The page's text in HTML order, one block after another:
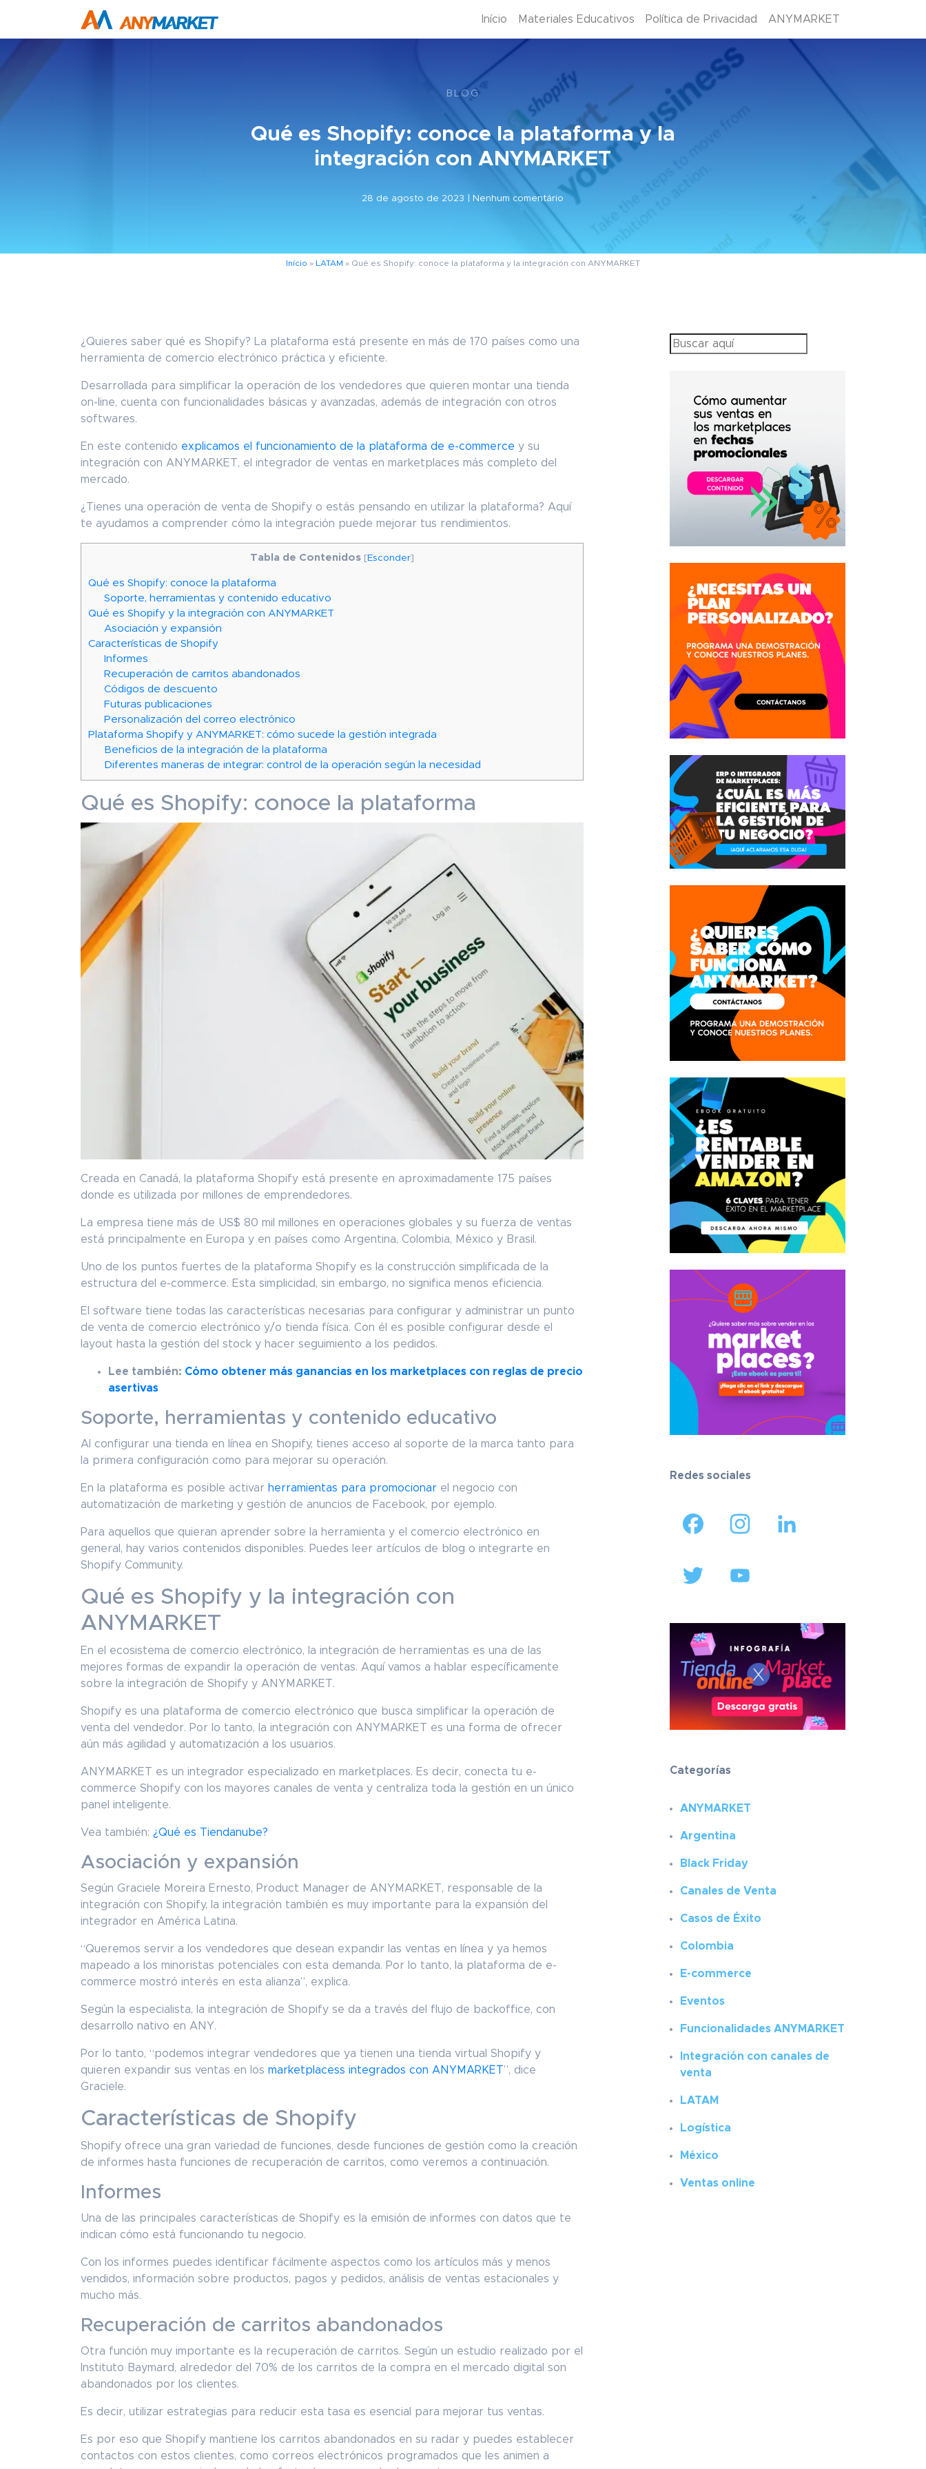
Início Materiales Educativos Política de Privacidad ANYMARKET
BLOG
Qué es Shopify: conoce la plataforma y la
integración con ANYMARKET
28 de agosto de 2023 | Nenhum comentário
Início » LATAM » Qué es Shopify: conoce la plataforma y la integración con ANYMARKET
¿Quieres saber qué es Shopify? La plataforma está presente en más de 170 países como una
herramienta de comercio electrónico práctica y eficiente.
Desarrollada para simplificar la operación de los vendedores que quieren montar una tienda
on-line, cuenta con funcionalidades básicas y avanzadas, además de integración con otros
softwares.
En este contenido explicamos el funcionamiento de la plataforma de e-commerce y su
integración con ANYMARKET, el integrador de ventas en marketplaces más completo del
mercado.
¿Tienes una operación de venta de Shopify o estás pensando en utilizar la plataforma? Aquí
te ayudamos a comprender cómo la integración puede mejorar tus rendimientos.
Tabla de Contenidos [Esconder]
Qué es Shopify: conoce la plataforma
Soporte, herramientas y contenido educativo
Qué es Shopify y la integración con ANYMARKET
Asociación y expansión
Características de Shopify
Informes
Recuperación de carritos abandonados
Códigos de descuento
Futuras publicaciones
Personalización del correo electrónico
Plataforma Shopify y ANYMARKET: cómo sucede la gestión integrada
Beneficios de la integración de la plataforma
Diferentes maneras de integrar: control de la operación según la necesidad
Qué es Shopify: conoce la plataforma
Creada en Canadá, la plataforma Shopify está presente en aproximadamente 175 países
donde es utilizada por millones de emprendedores.
La empresa tiene más de US$ 80 mil millones en operaciones globales y su fuerza de ventas
está principalmente en Europa y en países como Argentina, Colombia, México y Brasil.
Uno de los puntos fuertes de la plataforma Shopify es la construcción simplificada de la
estructura del e-commerce. Esta simplicidad, sin embargo, no significa menos eficiencia.
El software tiene todas las características necesarias para configurar y administrar un punto
de venta de comercio electrónico y/o tienda física. Con él es posible configurar desde el
layout hasta la gestión del stock y hacer seguimiento a los pedidos.
Lee también: Cómo obtener más ganancias en los marketplaces con reglas de precio
asertivas
Soporte, herramientas y contenido educativo
Al configurar una tienda en línea en Shopify, tienes acceso al soporte de la marca tanto para
la primera configuración como para mejorar su operación.
En la plataforma es posible activar herramientas para promocionar el negocio con
automatización de marketing y gestión de anuncios de Facebook, por ejemplo.
Para aquellos que quieran aprender sobre la herramienta y el comercio electrónico en
general, hay varios contenidos disponibles. Puedes leer artículos de blog o integrarte en
Shopify Community.
Qué es Shopify y la integración con
ANYMARKET
En el ecosistema de comercio electrónico, la integración de herramientas es una de las
mejores formas de expandir la operación de ventas. Aquí vamos a hablar específicamente
sobre la integración de Shopify y ANYMARKET.
Shopify es una plataforma de comercio electrónico que busca simplificar la operación de
venta del vendedor. Por lo tanto, la integración con ANYMARKET es una forma de ofrecer
aún más agilidad y automatización a los usuarios.
ANYMARKET es un integrador especializado en marketplaces. Es decir, conecta tu e-
commerce Shopify con los mayores canales de venta y centraliza toda la gestión en un único
panel inteligente.
Vea también: ¿Qué es Tiendanube?
Asociación y expansión
Según Graciele Moreira Ernesto, Product Manager de ANYMARKET, responsable de la
integración con Shopify, la integración también es muy importante para la expansión del
integrador en América Latina.
“Queremos servir a los vendedores que desean expandir las ventas en línea y ya hemos
mapeado a los minoristas potenciales con esta demanda. Por lo tanto, la plataforma de e-
commerce mostró interés en esta alianza”, explica.
Según la especialista, la integración de Shopify se da a través del flujo de backoffice, con
desarrollo nativo en ANY.
Por lo tanto, “podemos integrar vendedores que ya tienen una tienda virtual Shopify y
quieren expandir sus ventas en los marketplacess integrados con ANYMARKET”, dice
Graciele.
Características de Shopify
Shopify ofrece una gran variedad de funciones, desde funciones de gestión como la creación
de informes hasta funciones de recuperación de carritos, como veremos a continuación.
Informes
Una de las principales características de Shopify es la emisión de informes con datos que te
indican cómo está funcionando tu negocio.
Con los informes puedes identificar fácilmente aspectos como los artículos más y menos
vendidos, información sobre productos, pagos y pedidos, análisis de ventas estacionales y
mucho más.
Recuperación de carritos abandonados
Otra función muy importante es la recuperación de carritos. Según un estudio realizado por el
Instituto Baymard, alrededor del 70% de los carritos de la compra en el mercado digital son
abandonados por los clientes.
Es decir, utilizar estrategias para reducir esta tasa es esencial para mejorar tus ventas.
Es por eso que Shopify mantiene los carritos abandonados en su radar y puedes establecer
contactos con estos clientes, como correos electrónicos programados que les animen a
Search
Redes sociales
FacebookInstagram
Twitter
Categorías
ANYMARKET
Argentina
Black Friday
Canales de Venta
Casos de Éxito
Colombia
E-commerce
Eventos
Funcionalidades ANYMARKET
Integración con canales de
venta
LATAM
Logística
México
Ventas online